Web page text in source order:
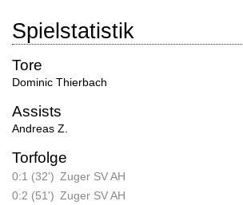
Spielstatistik
Tore
Dominic Thierbach
Assists
Andreas Z.
Torfolge
0:1 (32') Zuger SV AH
0:2 (51') Zuger SV AH